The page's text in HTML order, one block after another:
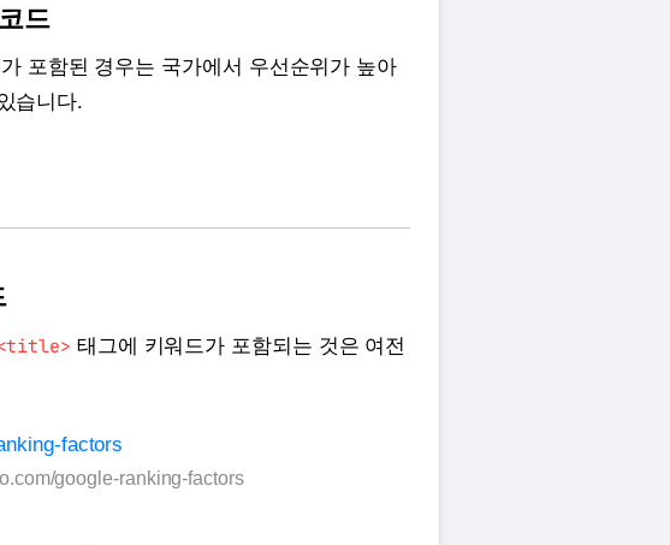
드
포함된 경우는 국가에서 우선순위가 높아
습니다.
태그에 키워드가 포함되는 것은 여전
google-ranking-factors